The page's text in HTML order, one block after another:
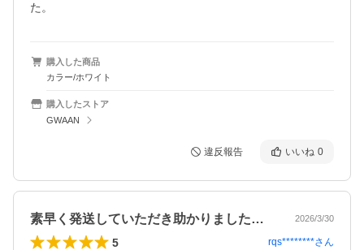
た。
購入した商品
カラー/ホワイト
購入したストア
GWAAN
違反報告 いいね 0
素早く発送していただき助かりました。息… 2026/3/30
5 rqs********さん